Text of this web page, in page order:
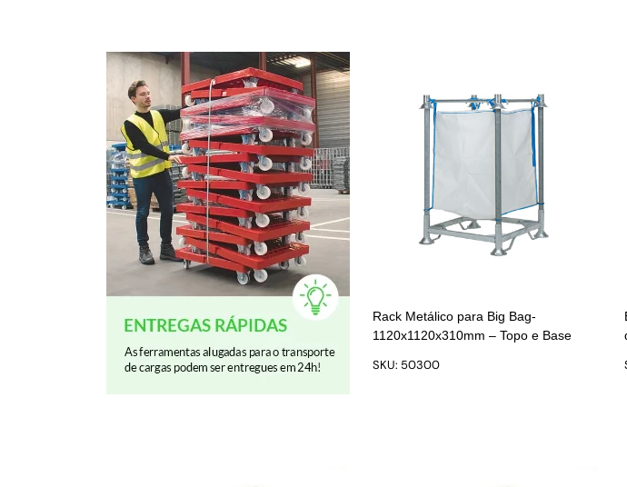
Rack Metálico para Big Bag-
1120x1120x310mm – Topo e Base
SKU: 50300